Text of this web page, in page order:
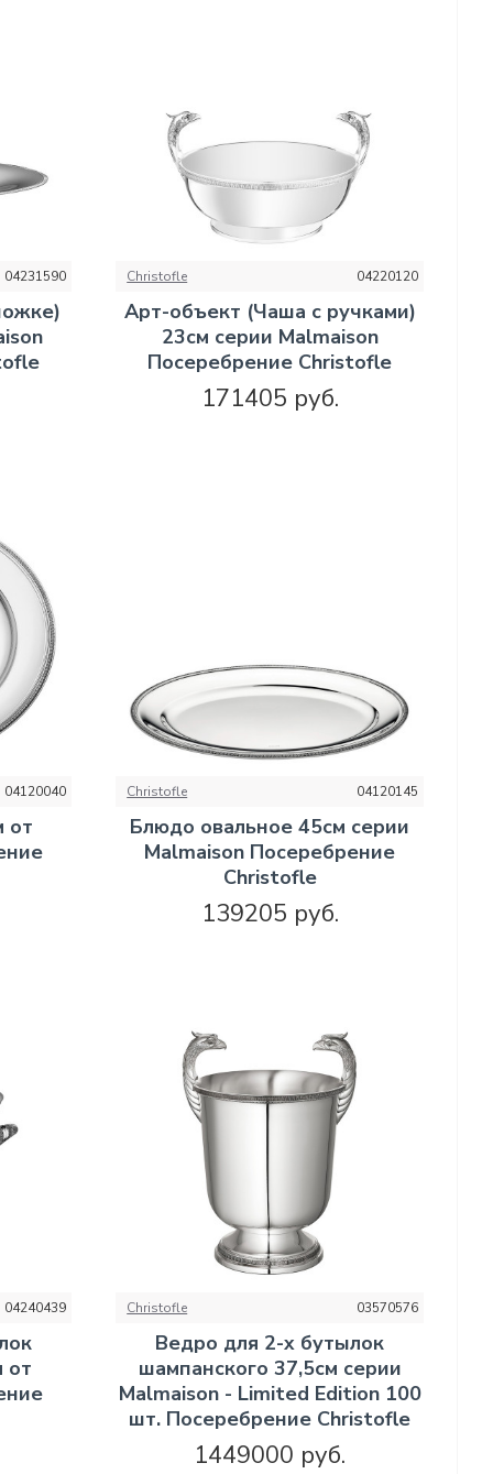
04231590 Christofle 04220120
Арт-объект (Чаша с ручками)
23см серии Malmaison
Посеребрение Christofle
171405 руб.
04120040
от
Christofle 04120145
Блюдо овальное 45см серии
Malmaison Посеребрение
Christofle
139205 руб.
04240439
от
Christofle 03570576
Ведро для 2-х бутылок
шампанского 37,5см серии
Malmaison - Limited Edition 100
шт. Посеребрение Christofle
1449000 руб.